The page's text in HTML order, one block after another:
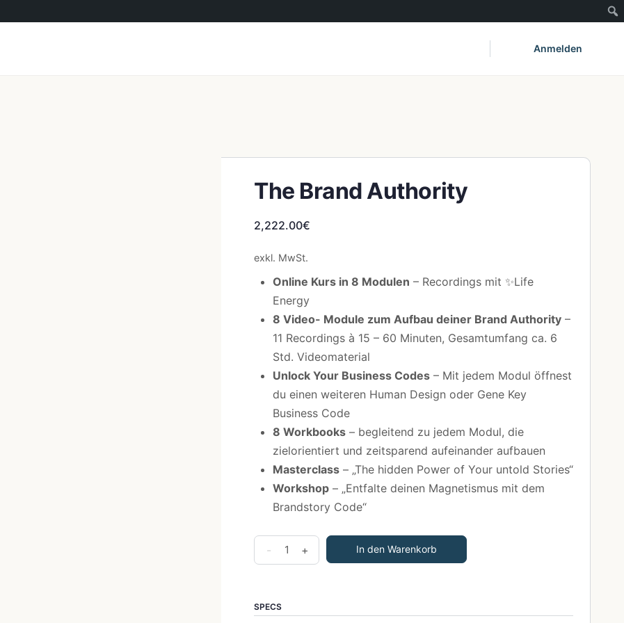
Anmelden
The Brand Authority
2,222.00€
exkl. MwSt.
Online Kurs in 8 Modulen – Recordings mit ✨Life
Energy
8 Video- Module zum Aufbau deiner Brand Authority –
11 Recordings à 15 – 60 Minuten, Gesamtumfang ca. 6
Std. Videomaterial
Unlock Your Business Codes – Mit jedem Modul öffnest
du einen weiteren Human Design oder Gene Key
Business Code
8 Workbooks – begleitend zu jedem Modul, die
zielorientiert und zeitsparend aufeinander aufbauen
Masterclass – „The hidden Power of Your untold Stories“
Workshop – „Entfalte deinen Magnetismus mit dem
Brandstory Code“
Brand
Menge
- + In den Warenkorb
SPECS